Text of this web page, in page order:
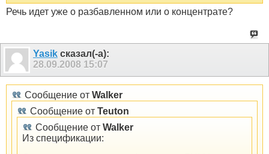
Речь идет уже о разбавленном или о концентрате?
Yasik сказал(-а):
28.09.2008 15:07
Сообщение от Walker
Сообщение от Teuton
Сообщение от Walker
Из спецификации: